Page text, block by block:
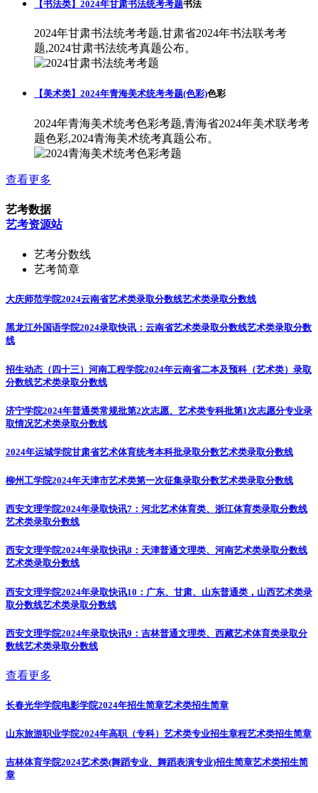
【书法类】2024年甘肃书法统考考题书法
2024年甘肃书法统考考题,甘肃省2024年书法联考考
题,2024甘肃书法统考真题公布。
【美术类】2024年青海美术统考考题(色彩)色彩
2024年青海美术统考色彩考题,青海省2024年美术联考考
题色彩,2024青海美术统考真题公布。
查看更多
艺考数据
艺考资源站
艺考分数线
艺考简章
大庆师范学院2024云南省艺术类录取分数线艺术类录取分数线
黑龙江外国语学院2024录取快讯：云南省艺术类录取分数线艺术类录取分数
线
招生动态（四十三）河南工程学院2024年云南省二本及预科（艺术类）录取
分数线艺术类录取分数线
济宁学院2024年普通类常规批第2次志愿、艺术类专科批第1次志愿分专业录
取情况艺术类录取分数线
2024年运城学院甘肃省艺术体育统考本科批录取分数艺术类录取分数线
柳州工学院2024年天津市艺术类第一次征集录取分数艺术类录取分数线
西安文理学院2024年录取快讯7：河北艺术体育类、浙江体育类录取分数线
艺术类录取分数线
西安文理学院2024年录取快讯8：天津普通文理类、河南艺术类录取分数线
艺术类录取分数线
西安文理学院2024年录取快讯10：广东、甘肃、山东普通类，山西艺术类录
取分数线艺术类录取分数线
西安文理学院2024年录取快讯9：吉林普通文理类、西藏艺术体育类录取分
数线艺术类录取分数线
查看更多
长春光华学院电影学院2024年招生简章艺术类招生简章
山东旅游职业学院2024年高职（专科）艺术类专业招生章程艺术类招生简章
吉林体育学院2024艺术类(舞蹈专业、舞蹈表演专业)招生简章艺术类招生简
章